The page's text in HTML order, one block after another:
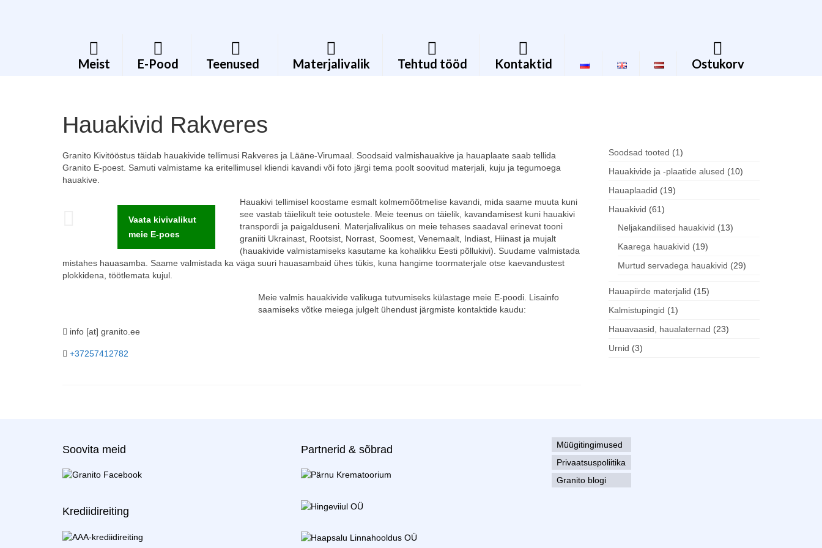
Meist E-Pood Teenused Materjalivalik Tehtud tööd Kontaktid Ostukorv
Hauakivid Rakveres
Granito Kivitööstus täidab hauakivide tellimusi Rakveres ja Lääne-Virumaal. Soodsaid valmishauakive ja hauaplaate saab tellida
Granito E-poest. Samuti valmistame ka eritellimusel kliendi kavandi või foto järgi tema poolt soovitud materjali, kuju ja tegumoega
hauakive.
Vaata kivivalikut
meie E-poes
Hauakivi tellimisel koostame esmalt kolmemõõtmelise kavandi, mida saame muuta kuni
see vastab täielikult teie ootustele. Meie teenus on täielik, kavandamisest kuni hauakivi
transpordi ja paigalduseni. Materjalivalikus on meie tehases saadaval erinevat tooni
graniiti Ukrainast, Rootsist, Norrast, Soomest, Venemaalt, Indiast, Hiinast ja mujalt
(hauakivide valmistamiseks kasutame ka kohalikku Eesti põllukivi). Suudame valmistada
mistahes hauasamba. Saame valmistada ka väga suuri hauasambaid ühes tükis, kuna hangime toormaterjale otse kaevandustest
plokkidena, töötlemata kujul.
Meie valmis hauakivide valikuga tutvumiseks külastage meie E-poodi. Lisainfo
saamiseks võtke meiega julgelt ühendust järgmiste kontaktide kaudu:
info [at] granito.ee
+37257412782
Soodsad tooted 11
toode
Hauakivide ja -plaatide alused 1010
Hauaplaadid 1919
Hauakivid 6161
toodet
Neljakandilised hauakivid 1313
Kaarega hauakivid 1919
toodet
Murtud servadega hauakivid 2929
Hauapiirde materjalid 1515
Kalmistupingid 11
toode
Hauavaasid, haualaternad 2323
Urnid 33
Soovita meid
Krediidireiting
Partnerid & sõbrad
Müügitingimused
Privaatsuspoliitika
Granito blogi